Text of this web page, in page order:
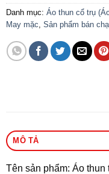
Danh mục: Áo thun cổ trụ
May mặc Sản phẩm bán
MÔ TẢ
Tên sản phẩm: Áo